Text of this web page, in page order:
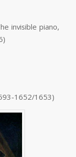
invisible piano,
1652/1653)